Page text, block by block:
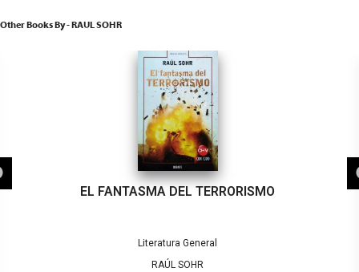
Other Books By - RAUL SOHR
EL FANTASMA DEL TERRORISMO
Literatura General
RAÚL SOHR